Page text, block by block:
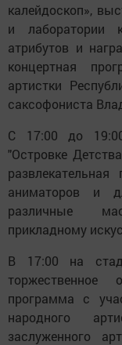
калейдоскоп»,
и лаборатории
атрибутов и
концертная
артистки
саксофониста
С 17:00 до
"Островке
аниматоров и
различные
прикладному
В 17:00 на
торжественное
программа с
народного
заслуженного